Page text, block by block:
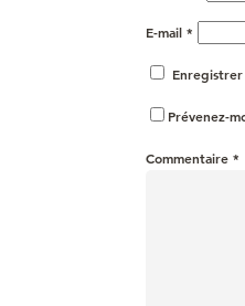
E-mail *
Prévenez-
Commentaire *